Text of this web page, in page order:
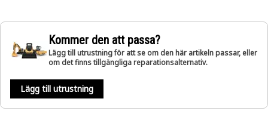
Kommer den att passa?
Lägg till utrustning för att se om den här artikeln passar, eller
om det finns tillgängliga reparationsalternativ.
Lägg till utrustning